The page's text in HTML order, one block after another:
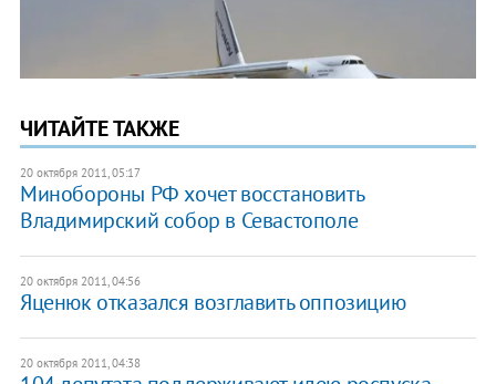
ЧИТАЙТЕ ТАКЖЕ
20 октября 2011, 05:17
​Минобороны РФ хочет восстановить
Владимирский собор в Севастополе
20 октября 2011, 04:56
​Яценюк отказался возглавить оппозицию
20 октября 2011, 04:38